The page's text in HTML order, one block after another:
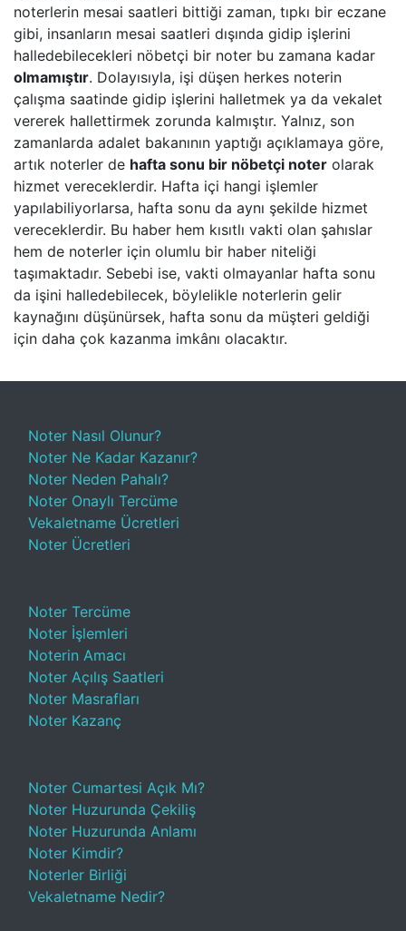
noterlerin mesai saatleri bittiği zaman, tıpkı bir eczane
gibi, insanların mesai saatleri dışında gidip işlerini
halledebilecekleri nöbetçi bir noter bu zamana kadar
olmamıştır. Dolayısıyla, işi düşen herkes noterin
çalışma saatinde gidip işlerini halletmek ya da vekalet
vererek hallettirmek zorunda kalmıştır. Yalnız, son
zamanlarda adalet bakanının yaptığı açıklamaya göre,
artık noterler de hafta sonu bir nöbetçi noter olarak
hizmet vereceklerdir. Hafta içi hangi işlemler
yapılabiliyorlarsa, hafta sonu da aynı şekilde hizmet
vereceklerdir. Bu haber hem kısıtlı vakti olan şahıslar
hem de noterler için olumlu bir haber niteliği
taşımaktadır. Sebebi ise, vakti olmayanlar hafta sonu
da işini halledebilecek, böylelikle noterlerin gelir
kaynağını düşünürsek, hafta sonu da müşteri geldiği
için daha çok kazanma imkânı olacaktır.
Noter Nasıl Olunur?
Noter Ne Kadar Kazanır?
Noter Neden Pahalı?
Noter Onaylı Tercüme
Vekaletname Ücretleri
Noter Ücretleri
Noter Tercüme
Noter İşlemleri
Noterin Amacı
Noter Açılış Saatleri
Noter Masrafları
Noter Kazanç
Noter Cumartesi Açık Mı?
Noter Huzurunda Çekiliş
Noter Huzurunda Anlamı
Noter Kimdir?
Noterler Birliği
Vekaletname Nedir?